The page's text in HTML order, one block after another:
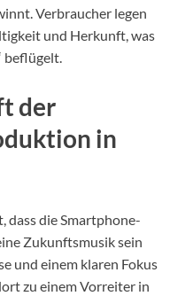
Verbraucher legen
und Herkunft, was
beflügelt.
der
in
dass die Smartphone-
Zukunftsmusik sein
und einem klaren Fokus
zu einem Vorreiter in